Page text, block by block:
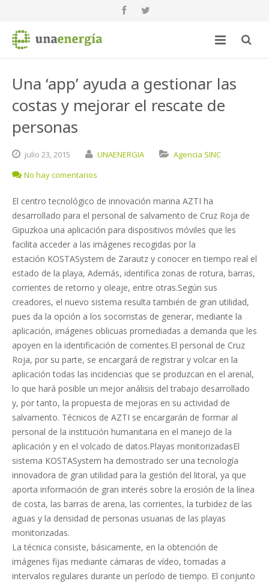
Una ‘app’ ayuda a gestionar las
costas y mejorar el rescate de
personas
julio 23,2015 UNAENERGIA
Agencia SINC
No hay comentarios
El centro tecnológico de innovación marina AZTI ha
desarrollado para el personal de salvamento de Cruz Roja de
Gipuzkoa una aplicación para dispositivos móviles que les
facilita acceder a las imágenes recogidas por la
estación KOSTASystem de Zarautz y conocer en tiempo real el
estado de la playa, Además, identifica zonas de rotura, barras,
corrientes de retorno y oleaje, entre otras.Según sus
creadores, el nuevo sistema resulta también de gran utilidad,
pues da la opción a los socorristas de generar, mediante la
aplicación, imágenes oblicuas promediadas a demanda que les
apoyen en la identificación de corrientes.El personal de Cruz
Roja, por su parte, se encargará de registrar y volcar en la
aplicación todas las incidencias que se produzcan en el arenal,
lo que hará posible un mejor análisis del trabajo desarrollado
y, por tanto, la propuesta de mejoras en su actividad de
salvamento. Técnicos de AZTI se encargarán de formar al
personal de la institución humanitaria en el manejo de la
aplicación y en el volcado de datos.Playas monitorizadasEl
sistema KOSTASystem ha demostrado ser una tecnología
innovadora de gran utilidad para la gestión del litoral, ya que
aporta información de gran interés sobre la erosión de la línea
de costa, las barras de arena, las corrientes, la turbidez de las
aguas y la densidad de personas usuarias de las playas
monitorizadas.
La técnica consiste, básicamente, en la obtención de
imágenes fijas mediante cámaras de vídeo, tomadas a
intervalos regulares durante un período de tiempo. El conjunto